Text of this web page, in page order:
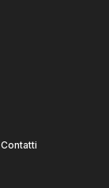
Contatti